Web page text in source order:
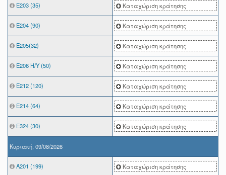
Ε203 (35) Καταχώριση κράτησης
Ε204 (90) Καταχώριση κράτησης
Ε205(32) Καταχώριση κράτησης
Ε206 Η/Υ (50) Καταχώριση κράτησης
Ε212 (120) Καταχώριση κράτησης
Ε214 (64) Καταχώριση κράτησης
Ε324 (30) Καταχώριση κράτησης
Κυριακή, 09/08/2026
A201 (199) Καταχώριση κράτησης